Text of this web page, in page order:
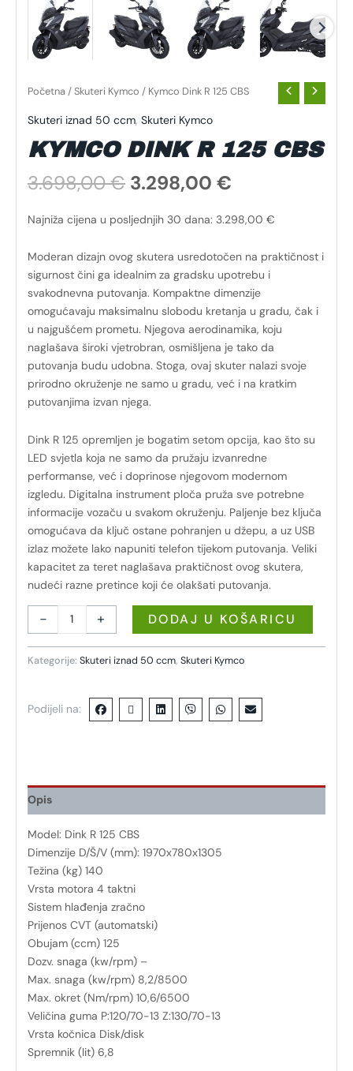
Početna/Skuteri Kymco / Kymco Dink R 125 CBS
Skuteri iznad 50 ccm, Skuteri Kymco
KYMCO DINK R 125 CBS
3.698,00€ 3.298,00 €
Najniža cijena u posljednjih 30 dana: 3.298,00 €
Moderan dizajn ovog skutera usredotočen na praktičnost i
sigurnost čini ga idealnim za gradsku upotrebu i
svakodnevna putovanja. Kompaktne dimenzije
omogućavaju maksimalnu slobodu kretanja u gradu, čak i
u najgušćem prometu. Njegova aerodinamika, koju
naglašava široki vjetrobran, osmišljena je tako da
putovanja budu udobna. Stoga, ovaj skuter nalazi svoje
prirodno okruženje ne samo u gradu, već i na kratkim
putovanjima izvan njega.
Dink R 125 opremljen je bogatim setom opcija, kao što su
LED svjetla koja ne samo da pružaju izvanredne
performanse, već i doprinose njegovom modernom
izgledu. Digitalna instrument ploča pruža sve potrebne
informacije vozaču u svakom okruženju. Paljenje bez ključa
omogućava da ključ ostane pohranjen u džepu, a uz USB
izlaz možete lako napuniti telefon tijekom putovanja. Veliki
kapacitet za teret naglašava praktičnost ovog skutera,
nudeći razne pretince koji će olakšati putovanja.
- + DODAJ U KOŠARICU
Kategorije: Skuteri iznad 50 ccm, Skuteri Kymco
Podijeli na:
Opis
Model: Dink R 125 CBS
Dimenzije D/Š/V (mm): 1970x780x1305
Težina (kg) 140
Vrsta motora 4 taktni
Sistem hlađenja zračno
Prijenos CVT (automatski)
Obujam (ccm) 125
Dozv. snaga (kw/rpm) –
Max. snaga (kw/rpm) 8,2/8500
Max. okret (Nm/rpm) 10,6/6500
Veličina guma P:120/70-13 Z:130/70-13
Vrsta kočnica Disk/disk
Spremnik (lit) 6,8